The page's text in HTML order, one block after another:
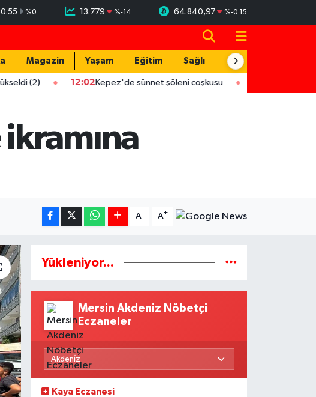
%0 13.779 %-14 64.840,97 %-0.15
Magazin Yaşam Eğitim Sağlık Teknoloji
12:02 Kepez'de sünnet şöleni coşkusu 12:02 ASAT'tan eş
A- A+
Yükleniyor...
Mersin Akdeniz Nöbetçi
Eczaneler
Kaya Eczanesi